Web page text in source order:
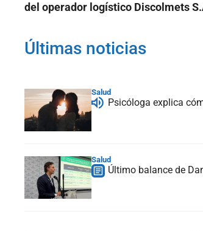
del operador logístico Discolmets
Últimas noticias
Salud
Psicóloga explica
Salud
Último balance de